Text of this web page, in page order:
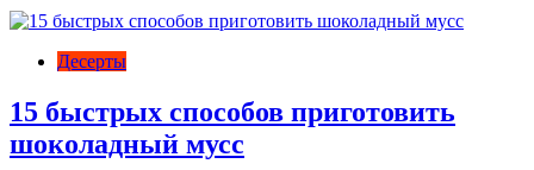
Десерты
15 быстрых способов приготовить
шоколадный мусс